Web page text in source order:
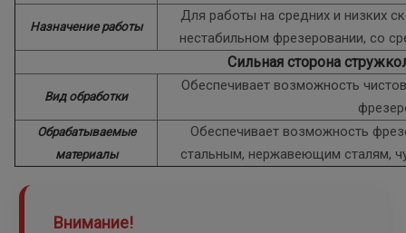
Назначение работы
Для работы на средних и низких
нестабильном фрезеровании, со
Сильная сторона
Вид обработки
Обеспечивает возможность
Обрабатываемые
материалы
Обеспечивает возможность
стальным, нержавеющим сталям,
Внимание!